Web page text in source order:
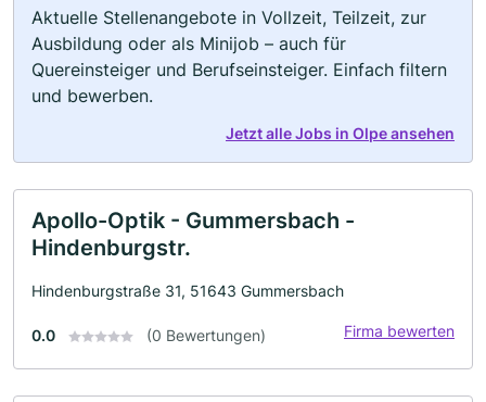
Aktuelle Stellenangebote in Vollzeit, Teilzeit, zur
Ausbildung oder als Minijob – auch für
Quereinsteiger und Berufseinsteiger. Einfach filtern
und bewerben.
Jetzt alle Jobs in Olpe ansehen
Apollo-Optik - Gummersbach -
Hindenburgstr.
Hindenburgstraße 31, 51643 Gummersbach
0.0 (0 Bewertungen) Firma bewerten